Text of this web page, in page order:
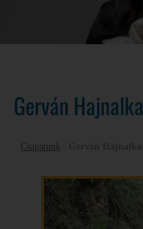
Gerván Hajnalka
Csapatunk